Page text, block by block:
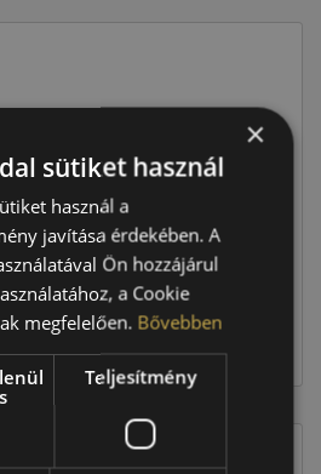
44 590 Ft
178 360 Ft
×
sütiket használ
használ a
javítása érdekében. A
Ön hozzájárul
a Cookie
megfelelően. Bővebben
Teljesítmény